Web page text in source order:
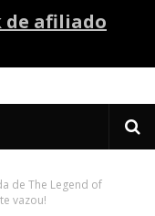
de afiliado
de The Legend of
vazou!